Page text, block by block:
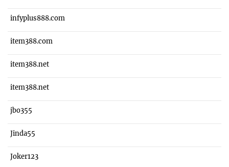
infyplus888.com
item388.com
item388.net
item388.net
jbo355
Jinda55
Joker123